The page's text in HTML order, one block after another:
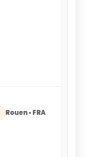
Rouen • FRA